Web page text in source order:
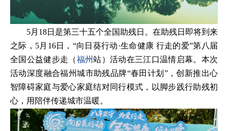
5月18日是第三十五个全国助残日。在助残日即将到来
之际，5月16日，“向日葵行动·生命健康 行走的爱”第八届
全国公益健步走（福州站）活动在三江口温情启幕。本次
活动深度融合福州城市助残品牌“春田计划”，创新推出心
智障碍家庭与爱心家庭结对同行模式，以脚步践行助残初
心，用陪伴传递城市温暖。